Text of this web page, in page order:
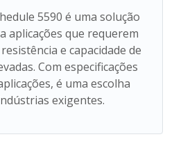
5590 é uma solução
aplicações que requerem
e capacidade de
Com especificações
é uma escolha
exigentes.